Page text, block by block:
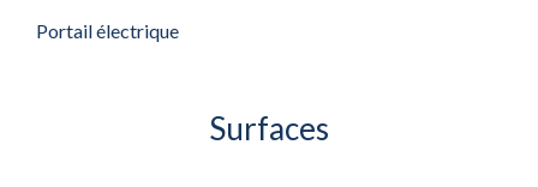
Portail électrique
Surfaces